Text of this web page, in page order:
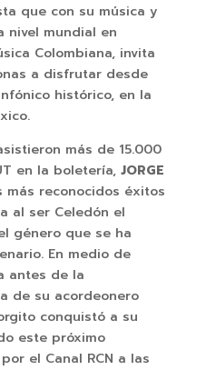
que con su música y
nivel mundial en
Colombiana, invita
a disfrutar desde
histórico, en la
más de 15.000
en la boletería, JORGE
reconocidos éxitos
al ser Celedón el
género que se ha
En medio de
antes de la
de su acordeonero
conquistó a su
este próximo
el Canal RCN a las